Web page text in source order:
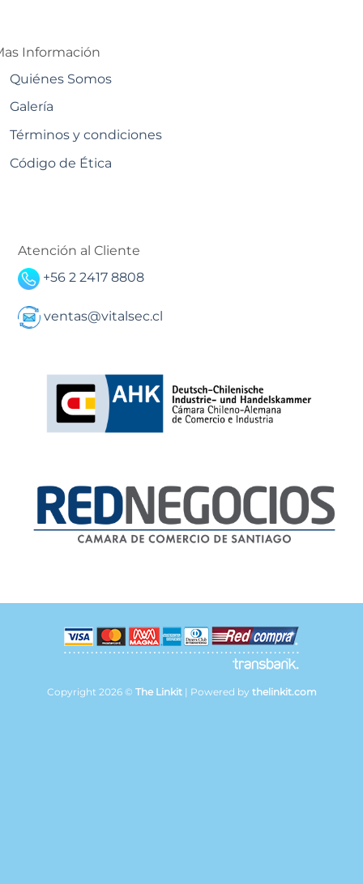
Información
Quiénes Somos
Galería
Términos y condiciones
Código de Ética
Atención al Cliente
+56 2 2417 8808
ventas@vitalsec.cl
Copyright 2026 © The Linkit| Powered by thelinkit.com